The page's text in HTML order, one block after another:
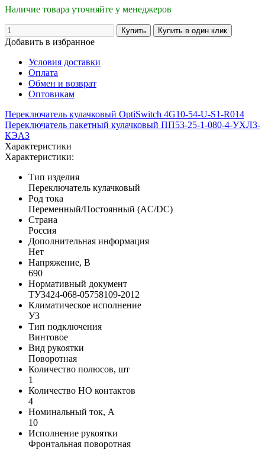
Наличие товара уточняйте у менеджеров
Добавить в избранное
Условия доставки
Оплата
Обмен и возврат
Оптовикам
Переключатель кулачковый OptiSwitch 4G10-54-U-S1-R014
Переключатель пакетный кулачковый ПП53-25-1-080-4-УХЛ3-
КЭАЗ
Характеристики
Характеристики:
Тип изделия
Переключатель кулачковый
Род тока
Переменный/Постоянный (AC/DC)
Страна
Россия
Дополнительная информация
Нет
Напряжение, В
690
Нормативный документ
ТУ3424-068-05758109-2012
Климатическое исполнение
У3
Тип подключения
Винтовое
Вид рукоятки
Поворотная
Количество полюсов, шт
1
Количество НО контактов
4
Номинальный ток, А
10
Исполнение рукоятки
Фронтальная поворотная